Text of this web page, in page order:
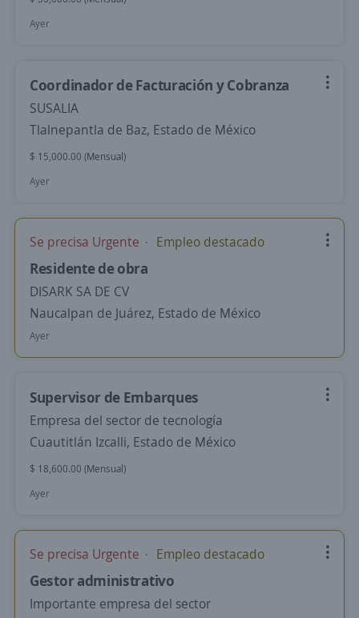
Ayer
Coordinador de Facturación y Cobranza
SUSALIA
Tlalnepantla de Baz, Estado de México
$ 15,000.00 (Mensual)
Ayer
Se precisa Urgente Empleo destacado
Residente de obra
DISARK SA DE CV
Naucalpan de Juárez, Estado de México
Ayer
Supervisor de Embarques
Empresa del sector de tecnología
Cuautitlán Izcalli, Estado de México
$ 18,600.00 (Mensual)
Ayer
Se precisa Urgente Empleo destacado
Gestor administrativo
Importante empresa del sector